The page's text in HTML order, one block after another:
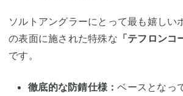
ソルトアングラーにとって最も嬉しい
の表面に施された特殊な 「テフロンコ
です。
徹底的な防錆仕様：ベースとなっ